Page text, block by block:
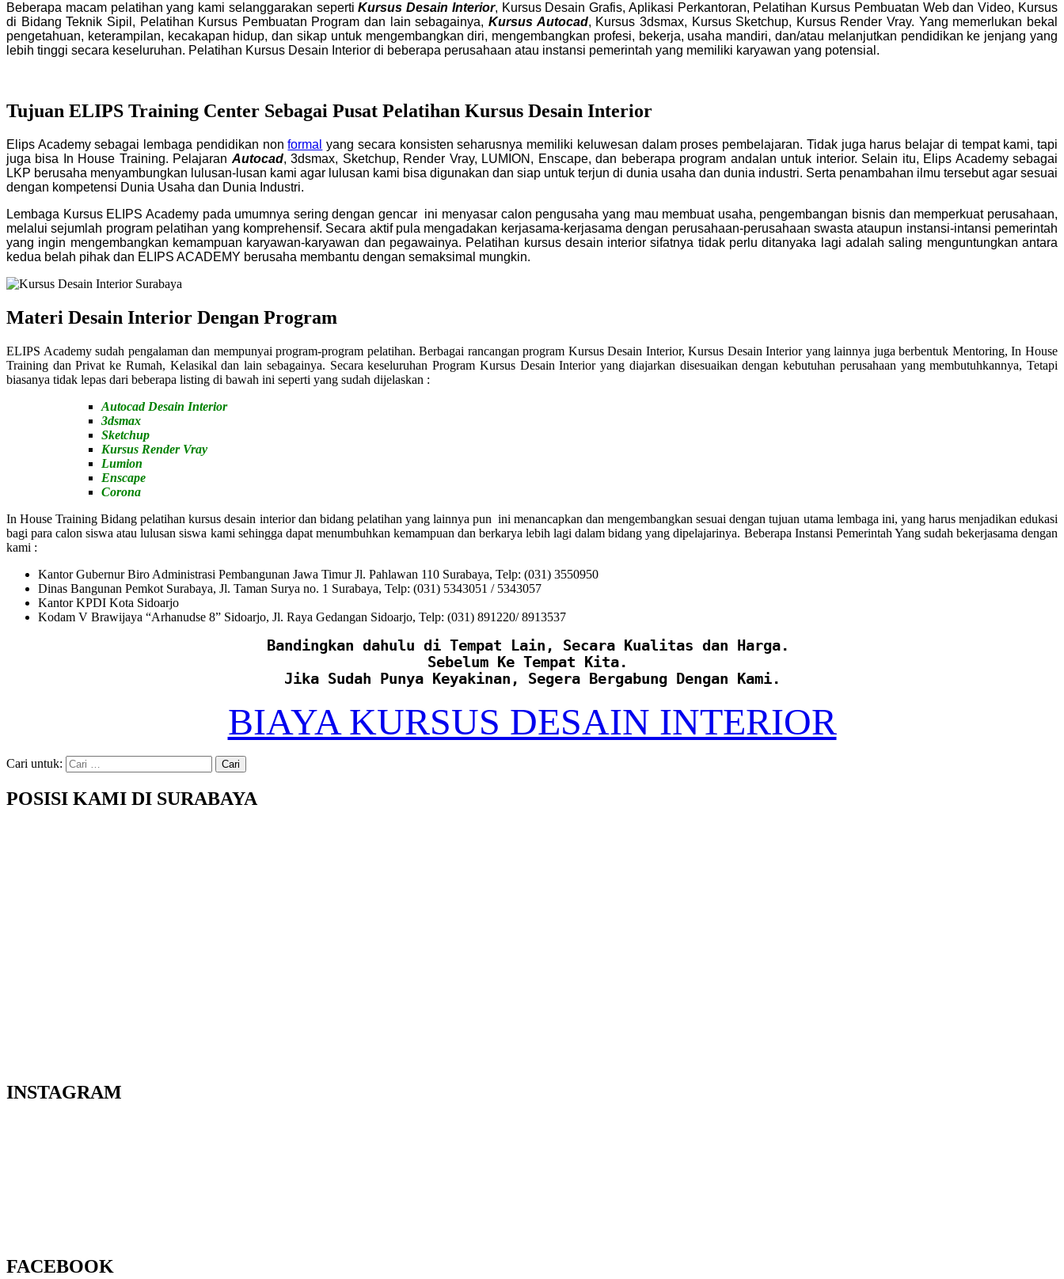
Beberapa macam pelatihan yang kami selanggarakan seperti Kursus Desain Interior, Kursus Desain Grafis, Aplikasi Perkantoran, Pelatihan Kursus Pembuatan Web dan Video, Kursus
di Bidang Teknik Sipil, Pelatihan Kursus Pembuatan Program dan lain sebagainya, Kursus Autocad, Kursus 3dsmax, Kursus Sketchup, Kursus Render Vray. Yang memerlukan bekal
pengetahuan, keterampilan, kecakapan hidup, dan sikap untuk mengembangkan diri, mengembangkan profesi, bekerja, usaha mandiri, dan/atau melanjutkan pendidikan ke jenjang yang
lebih tinggi secara keseluruhan. Pelatihan Kursus Desain Interior di beberapa perusahaan atau instansi pemerintah yang memiliki karyawan yang potensial.
Tujuan ELIPS Training Center Sebagai Pusat Pelatihan Kursus Desain Interior
Elips Academy sebagai lembaga pendidikan nonformal yang secara konsisten seharusnya memiliki keluwesan dalam proses pembelajaran. Tidak juga harus belajar di tempat kami, tapi
juga bisa In House Training. Pelajaran Autocad, 3dsmax, Sketchup, Render Vray, LUMION, Enscape, dan beberapa program andalan untuk interior. Selain itu, Elips Academy sebagai
LKP berusaha menyambungkan lulusan-lusan kami agar lulusan kami bisa digunakan dan siap untuk terjun di dunia usaha dan dunia industri. Serta penambahan ilmu tersebut agar sesuai
dengan kompetensi Dunia Usaha dan Dunia Industri.
Lembaga Kursus ELIPS Academy pada umumnya sering dengan gencar ini menyasar calon pengusaha yang mau membuat usaha, pengembangan bisnis dan memperkuat perusahaan,
melalui sejumlah program pelatihan yang komprehensif. Secara aktif pula mengadakan kerjasama-kerjasama dengan perusahaan-perusahaan swasta ataupun instansi-intansi pemerintah
yang ingin mengembangkan kemampuan karyawan-karyawan dan pegawainya. Pelatihan kursus desain interior sifatnya tidak perlu ditanyaka lagi adalah saling menguntungkan antara
kedua belah pihak dan ELIPS ACADEMY berusaha membantu dengan semaksimal mungkin.
Materi Desain Interior Dengan Program
ELIPS Academy sudah pengalaman dan mempunyai program-program pelatihan. Berbagai rancangan program Kursus Desain Interior, Kursus Desain Interior yang lainnya juga berbentuk Mentoring, In House
Training dan Privat ke Rumah, Kelasikal dan lain sebagainya. Secara keseluruhan Program Kursus Desain Interior yang diajarkan disesuaikan dengan kebutuhan perusahaan yang membutuhkannya, Tetapi
biasanya tidak lepas dari beberapa listing di bawah ini seperti yang sudah dijelaskan :
Autocad Desain Interior
3dsmax
Sketchup
Kursus Render Vray
Lumion
Enscape
Corona
In House Training Bidang pelatihan kursus desain interior dan bidang pelatihan yang lainnya pun ini menancapkan dan mengembangkan sesuai dengan tujuan utama lembaga ini, yang harus menjadikan edukasi
bagi para calon siswa atau lulusan siswa kami sehingga dapat menumbuhkan kemampuan dan berkarya lebih lagi dalam bidang yang dipelajarinya. Beberapa Instansi Pemerintah Yang sudah bekerjasama dengan
kami :
Kantor Gubernur Biro Administrasi Pembangunan Jawa Timur Jl. Pahlawan 110 Surabaya, Telp: (031) 3550950
Dinas Bangunan Pemkot Surabaya, Jl. Taman Surya no. 1 Surabaya, Telp: (031) 5343051 / 5343057
Kantor KPDI Kota Sidoarjo
Kodam V Brawijaya “Arhanudse 8” Sidoarjo, Jl. Raya Gedangan Sidoarjo, Telp: (031) 891220/ 8913537
Bandingkan dahulu di Tempat Lain, Secara Kualitas dan Harga.
Sebelum Ke Tempat Kita.
Jika Sudah Punya Keyakinan, Segera Bergabung Dengan Kami.
BIAYA KURSUS DESAIN INTERIOR
Cari untuk:
POSISI KAMI DI SURABAYA
INSTAGRAM
FACEBOOK